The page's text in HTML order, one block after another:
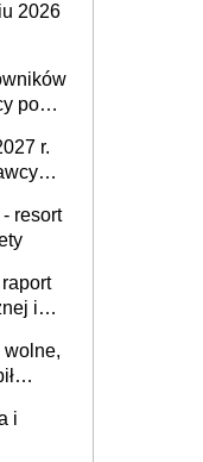
2026
po
r.
resort
i
wolne,
i